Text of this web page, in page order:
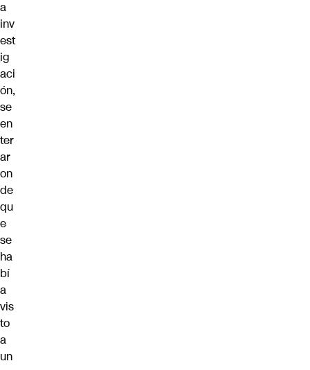
a
inv
est
ig
aci
ón,
se
en
ter
ar
on
de
qu
e
se
ha
bí
a
vis
to
a
un